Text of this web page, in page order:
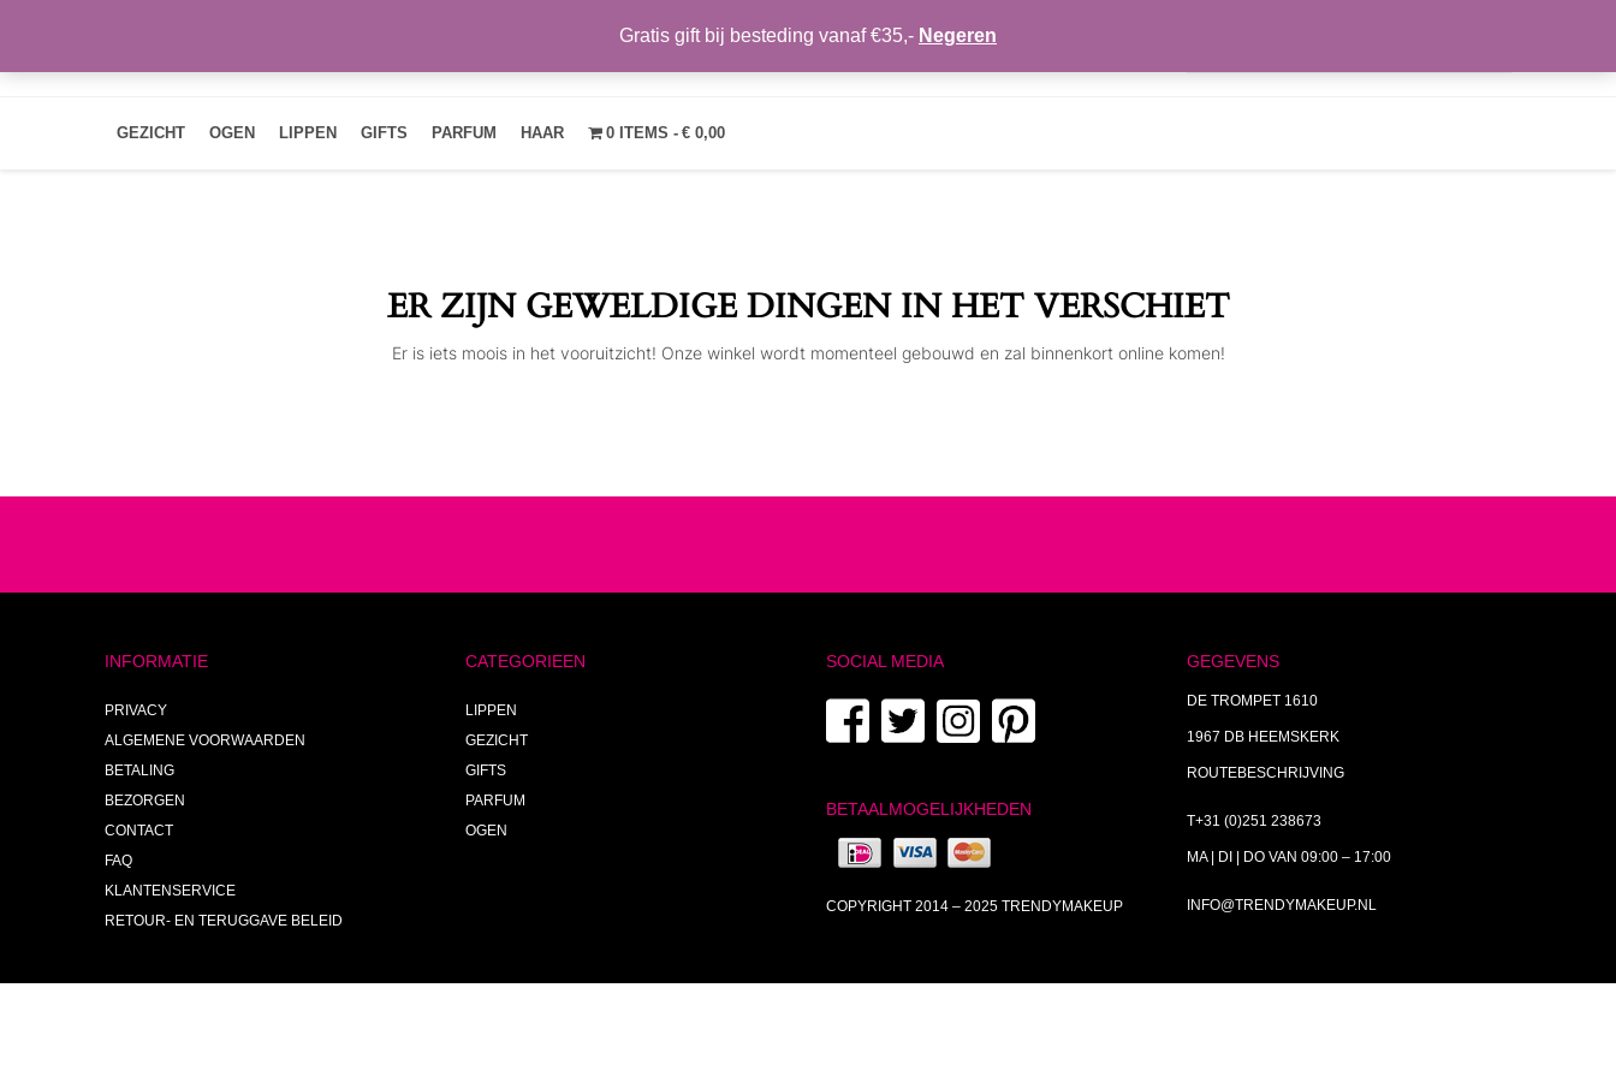
OVER ONS NIEUWS CONTACT MIJN ACCOUNT
GEZICHT OGEN LIPPEN GIFTS PARFUM HAAR 0 ITEMS € 0,00
ER ZIJN GEWELDIGE DINGEN IN HET VERSCHIET
Er is iets moois in het vooruitzicht! Onze winkel wordt momenteel gebouwd en zal binnenkort online komen!
INFORMATIE
PRIVACY
ALGEMENE VOORWAARDEN
BETALING
BEZORGEN
CONTACT
FAQ
KLANTENSERVICE
RETOUR- EN TERUGGAVE BELEID
CATEGORIEEN
LIPPEN
GEZICHT
GIFTS
PARFUM
OGEN
SOCIAL MEDIA
BETAALMOGELIJKHEDEN
COPYRIGHT 2014 – 2025 TRENDYMAKEUP
GEGEVENS
DE TROMPET 1610
1967 DB HEEMSKERK
ROUTEBESCHRIJVING
T+31 (0)251 238673
MA | DI | DO VAN 09:00 – 17:00
INFO@TRENDYMAKEUP.NL
Gratis gift bij besteding vanaf €35,- Negeren